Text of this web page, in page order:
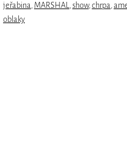
jeřabina, MARSHAL,show,chrpa,
oblaky